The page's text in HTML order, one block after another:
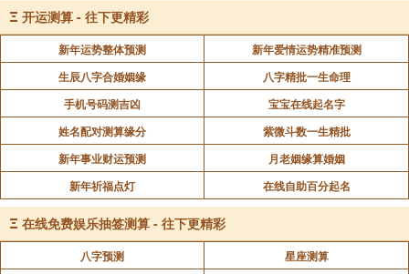
Ξ 开运测算 - 往下更精彩
新年运势整体预测
新年爱情运势精准预测
生辰八字合婚姻缘
八字精批一生命理
手机号码测吉凶
宝宝在线起名字
姓名配对测算缘分
紫微斗数一生精批
新年事业财运预测
月老姻缘算婚姻
新年祈福点灯
在线自助百分起名
Ξ 在线免费娱乐抽签测算 - 往下更精彩
八字预测
星座测算